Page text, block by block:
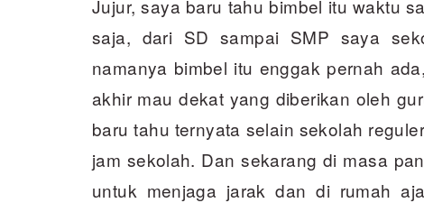
Jujur, saya baru tahu bimbel itu waktu
saja, dari SD sampai SMP saya
namanya bimbel itu enggak pernah
akhir mau dekat yang diberikan oleh
baru tahu ternyata selain sekolah
jam sekolah. Dan sekarang di masa
untuk menjaga jarak dan di rumah